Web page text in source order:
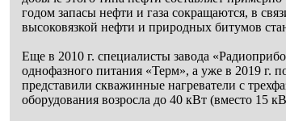
годом запасы нефти и газа сокращаются, в
высоковязкой нефти и природных битумов
Еще в 2010 г. специалисты завода
однофазного питания «Терм», а уже в 2019 г.
представили скважинные нагреватели с
оборудования возросла до 40 кВт (вместо 15